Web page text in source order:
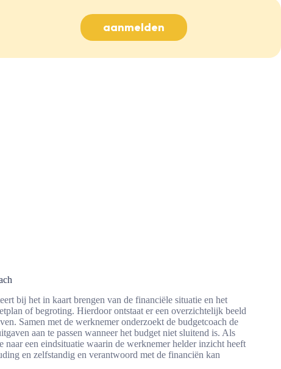
aanmelden
bij het in kaart brengen van de financiële situatie en het
of begroting. Hierdoor ontstaat er een overzichtelijk beeld
Samen met de werknemer onderzoekt de budgetcoach de
aan te passen wanneer het budget niet sluitend is. Als
naar een eindsituatie waarin de werknemer helder inzicht heeft
en zelfstandig en verantwoord met de financiën kan